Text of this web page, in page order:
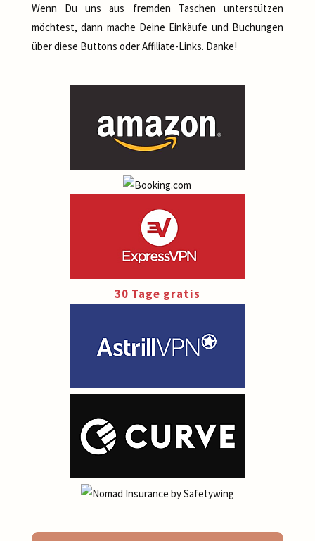
Wenn Du uns aus fremden Taschen unterstützen
möchtest, dann mache Deine Einkäufe und Buchungen
über diese Buttons oder Affiliate-Links. Danke!
30 Tage gratis